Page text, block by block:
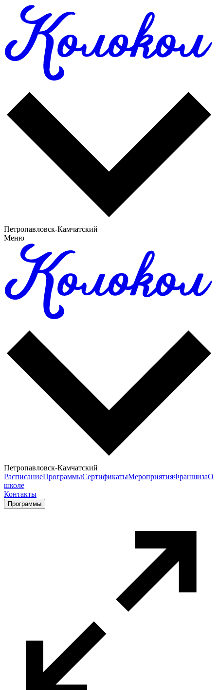
Петропавловск-Камчатский
Меню
Петропавловск-Камчатский
РасписаниеПрограммыСертификатыМероприятияФраншизаО
школе
Контакты
Программы